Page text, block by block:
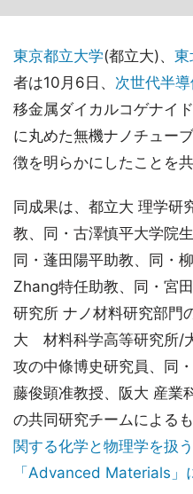
東京都立大学(都立大)、 東
者は10月6日、 次世代半
移金属ダイカルコゲナイ
に丸めた無機ナノチュー
徴を明らかにしたことを
同成果は、都立大 理学研
教、同・古澤慎平大学院
同・蓬田陽平助教、同・
Zhang特任助教、同・宮
研究所 ナノ材料研究部門
大 材料科学高等研究所/
攻の中條博史研究員、同
藤俊顕准教授、阪大 産業
の共同研究チームによるも
関する化学と物理学を扱
「Advanced Materials」